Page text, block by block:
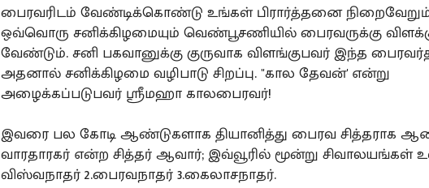
பைரவரிடம் வேண்டிக்கொண்டு உங்கள் பிரார்த்தனை
ஒவ்வொரு சனிக்கிழமையும் வெண்பூசணியில் பைரவருக்கு
வேண்டும். சனி பகவானுக்கு குருவாக விளங்குபவர் இந்த
அதனால் சனிக்கிழமை வழிபாடு சிறப்பு. "கால தேவன்' என்று
அழைக்கப்படுபவர் ஸ்ரீமஹா காலபைரவர்!
இவரை பல கோடி ஆண்டுகளாக தியானித்து பைரவ சித்தராக
வாரதாரகர் என்ற சித்தர் ஆவார்; இவ்வூரில் மூன்று சிவாலயங்கள்
விஸ்வநாதர் 2.பைரவநாதர் 3.கைலாசநாதர்.